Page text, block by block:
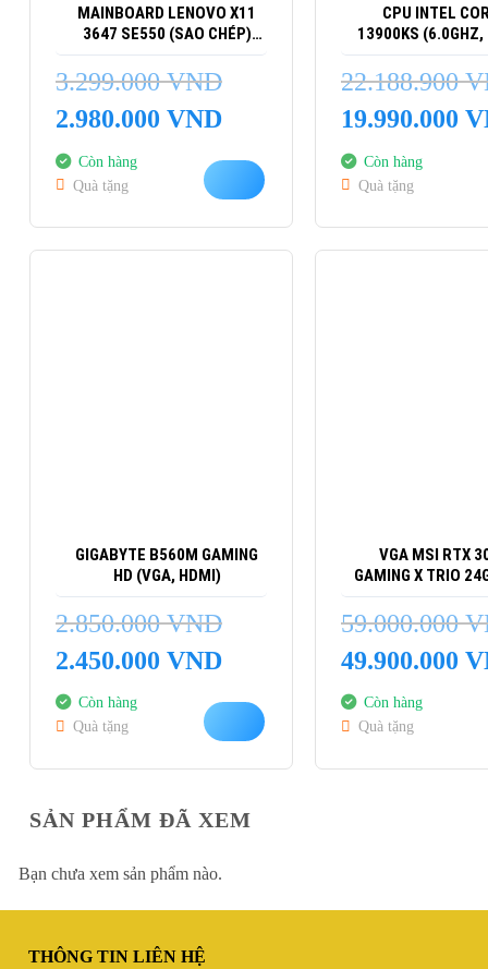
MAINBOARD LENOVO X11
3647 SE550 (SAO CHÉP)
(SAO CHÉP)
3.299.000VND
Giá
là:
3.299.000 VND.
2.980.000 VNDGiá
tại
Còn hàng
Quà tặng
CPU INTEL
13900KS (6.0GHZ,
32 LUỒNG, 68M
22.188.900
Giá
là:
22.188.900 VND.
19.990.000
Còn hàng
Quà tặng
GIGABYTE B560M GAMING
HD (VGA, HDMI)
2.850.000VND
Giá
là:
2.850.000 VND.
2.450.000 VND
tại
Còn hàng
Quà tặng
VGA MSI RTX
GAMING X TRIO
59.000.000
Giá
là:
59.000.000 VND.
49.900.000
Còn hàng
Quà tặng
SẢN PHẨM ĐÃ XEM
Bạn chưa xem sản phẩm nào.
THÔNG TIN LIÊN HỆ